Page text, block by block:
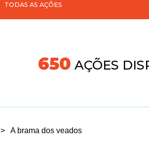
TODAS AS AÇÕES
718AÇÕES
> A brama dos veados